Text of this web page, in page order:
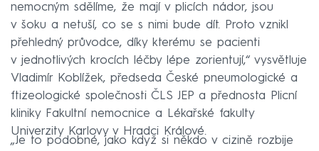
nemocným sdělíme, že mají v plicích nádor, jsou
v šoku a netuší, co se s nimi bude dít. Proto vznikl
přehledný průvodce, díky kterému se pacienti
v jednotlivých krocích léčby lépe zorientují,“ vysvětluje
Vladimír Koblížek, předseda České pneumologické a
ftizeologické společnosti ČLS JEP a přednosta Plicní
kliniky Fakultní nemocnice a Lékařské fakulty
Univerzity Karlovy v Hradci Králové.
„Je to podobné, jako když si někdo v cizině rozbije